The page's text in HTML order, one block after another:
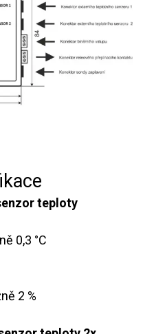
teploty
0,3 °C
2 %